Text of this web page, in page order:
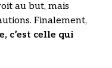
au but, mais
Finalement,
c’est celle qui